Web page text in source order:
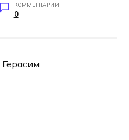
КОММЕНТАРИИ
0
Герасим